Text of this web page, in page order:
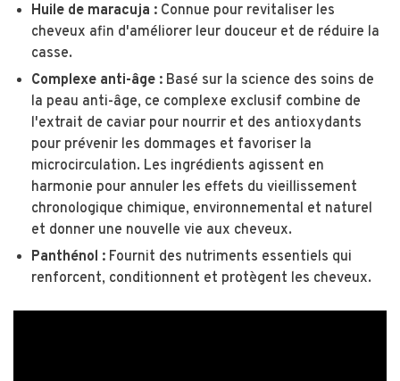
Huile de maracuja : Connue pour revitaliser les
cheveux afin d'améliorer leur douceur et de réduire la
casse.
Complexe anti-âge : Basé sur la science des soins de
la peau anti-âge, ce complexe exclusif combine de
l'extrait de caviar pour nourrir et des antioxydants
pour prévenir les dommages et favoriser la
microcirculation. Les ingrédients agissent en
harmonie pour annuler les effets du vieillissement
chronologique chimique, environnemental et naturel
et donner une nouvelle vie aux cheveux.
Panthénol : Fournit des nutriments essentiels qui
renforcent, conditionnent et protègent les cheveux.